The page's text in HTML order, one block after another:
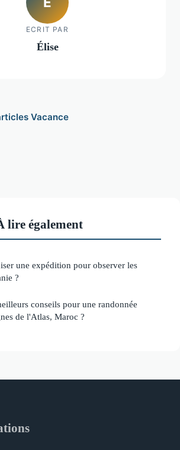
ECRIT PAR
Élise
Vacance
lire également
une expédition pour observer les
?
conseils pour une randonnée
de l'Atlas, Maroc ?